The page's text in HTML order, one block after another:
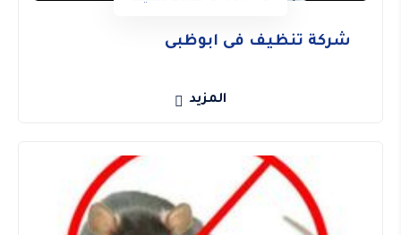
شركة تنظيف فى ابوظبى
المزيد